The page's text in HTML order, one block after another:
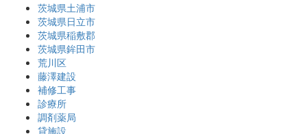
茨城県土浦市
茨城県日立市
茨城県稲敷郡
茨城県鉾田市
荒川区
藤澤建設
補修工事
診療所
調剤薬局
貸施設